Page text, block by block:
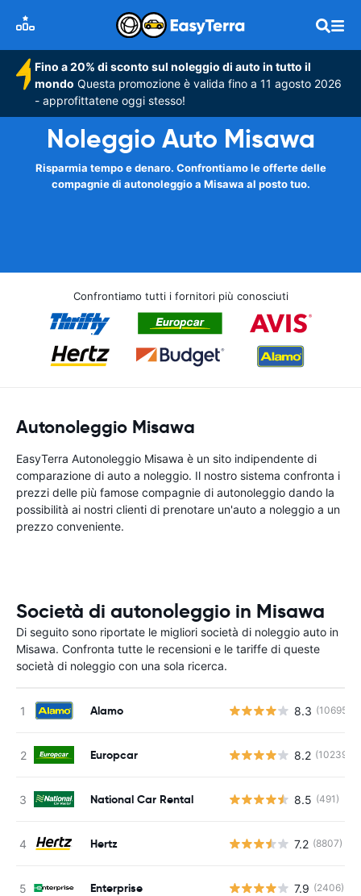
Fino a 20% di sconto sul noleggio di auto in tutto il
mondo Questa promozione è valida fino a 11 agosto 2026
- approfittatene oggi stesso!
Noleggio Auto Misawa
Risparmia tempo e denaro. Confrontiamo le offerte delle
compagnie di autonoleggio a Misawa al posto tuo.
Confrontiamo tutti i fornitori più conosciuti
Autonoleggio Misawa
EasyTerra Autonoleggio Misawa è un sito indipendente di
comparazione di auto a noleggio. Il nostro sistema confronta i
prezzi delle più famose compagnie di autonoleggio dando la
possibilità ai nostri clienti di prenotare un'auto a noleggio a un
prezzo conveniente.
Società di autonoleggio in Misawa
Di seguito sono riportate le migliori società di noleggio auto in
Misawa. Confronta tutte le recensioni e le tariffe di queste
società di noleggio con una sola ricerca.
Alamo 8.3 (10695)
Europcar 8.2 (10239)
National Car Rental 8.5 (491)
Hertz 7.2 (8807)
Enterprise 7.9 (2406)